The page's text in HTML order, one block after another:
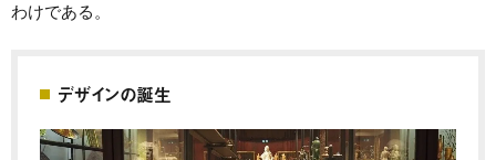
わけである。
デザインの誕生